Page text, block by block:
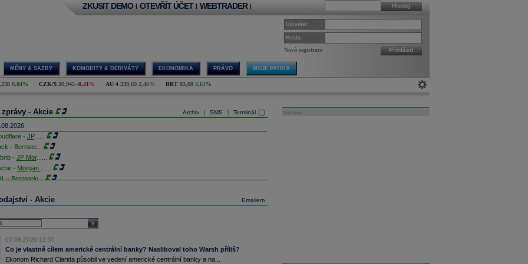
Hledej
ZKUSIT DEMO | OTEVŘÍT ÚČET | WEBTRADER |
Uživatel:
Heslo:
Nová registrace Přihlásit
MĚNY & SAZBY KOMODITY & DERIVÁTY EKONOMIKA PRÁVO MOJE PATRIA
0,04% CZK/$ 20,945 -0,41% AU 4 339,69 2,46% BRT 83,08 4,61%
Archiv SMS Terminál
zprávy - Akcie
- JP......
- Bernste...
- JP Mor......
- Morgan
- Bernstein...
z největších světových pořadatelů kulturních akcí Live Nation získá majoritní podíl 51
v novém provozovateli multifunkčních hal O2 arena, O2 universum a Forum Karlín.
společný podnik založí s investiční skupinou PPF, která prostřednictvím dceřiné firmy
O2 arenu a O2 universum vlastní. Ve Foru Karlín, které od loňska vlastní Patria
společnost, PPF dosud působila jako provozovatel (ČTK)
podílové fondy za prvních sedm měsíců letošního roku vynesly v průměru 9,5
smíšené fondy 4,4 procenta a dluhopisové fondy 0,6 procenta. V loňském roce
fondy podle indexu přinesly celkové zhodnocení 9,4 procenta, smíšené fondy 6,9
Emailem
- Akcie
select
07.08.2026 12:55
Co je vlastně cílem americké centrální banky? Nasliboval toho Warsh příliš?
Ekonom Richard Clarida působil ve vedení americké centrální banky a na...
Reklama